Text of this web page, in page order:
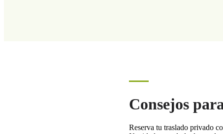
Consejos
Reserva tu traslado privado